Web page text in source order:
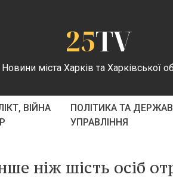
25TV
Новини міста Харків та Харківської
ВІЙНА
ПОЛІТИКА ТА
УПРАВЛІННЯ
ніж шість осіб